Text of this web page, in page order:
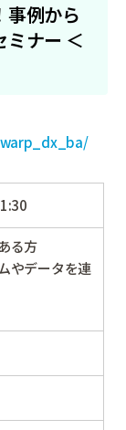
例から
ミナー ＜
る方
やデータを連